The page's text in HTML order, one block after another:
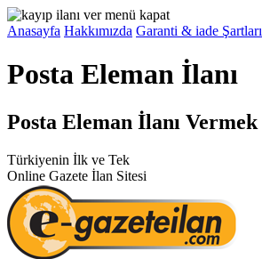
Anasayfa Hakkımızda Garanti & iade Şartları
Posta Eleman İlanı
Posta Eleman İlanı Vermek
Türkiyenin İlk ve Tek
Online Gazete İlan Sitesi